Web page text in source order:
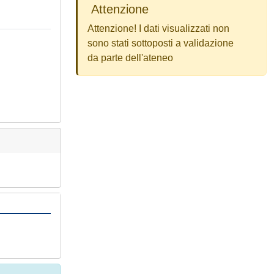
Attenzione
Attenzione! I dati visualizzati non
sono stati sottoposti a validazione
da parte dell'ateneo